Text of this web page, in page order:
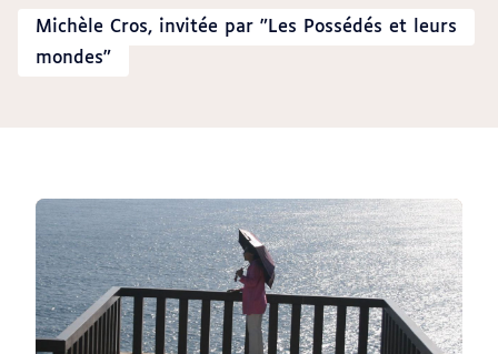
Michèle Cros, invitée par "Les Possédés et leurs
mondes"